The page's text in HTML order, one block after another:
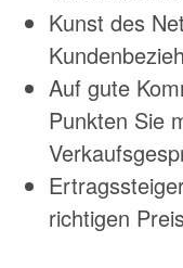
Kunst des
Auf gute
Punkten Sie
richtigen